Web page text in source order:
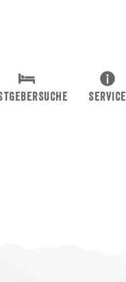
SERVICE